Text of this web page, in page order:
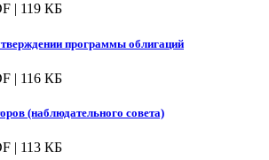
| 119 КБ
программы облигаций
| 116 КБ
(наблюдательного совета)
| 113 КБ